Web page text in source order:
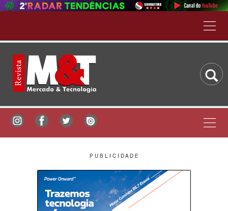
P U B L I C I D A D E